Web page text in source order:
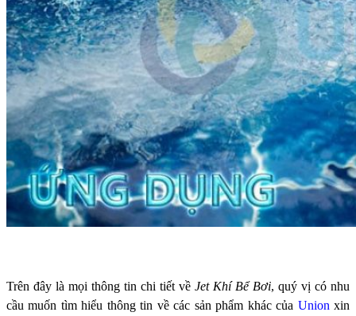
Trên đây là mọi thông tin chi tiết về Jet Khí Bể Bơi, quý vị có nhu
cầu muốn tìm hiểu thông tin về các sản phẩm khác của Union xin